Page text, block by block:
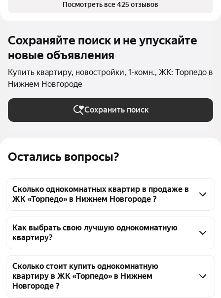
Остались вопросы?
Сколько однокомнатных квартир в продаже в
ЖК «Торпедо» в Нижнем Новгороде ?
«Торпедо» в Нижнем Новгороде 29 однокомнатных
квартир 29 объявлений от застройщиков
Как выбрать свою лучшую однокомнатную
квартиру?
в ЖК «Торпедо», воспользуйтесь тепловой картой
для оценки инфраструктуры и транспортной
доступности в выбранном районе в ЖК «Торпедо» в
Сколько стоит купить однокомнатную
квартиру в ЖК «Торпедо» в Нижнем
Новгороде ?
Посмотреть все 425 отзывов
Сохраняйте поиск и не упускайте
новые объявления
Купить квартиру, новостройки, 1-комн., ЖК: Торпедо в
Нижнем Новгороде
Сохранить поиск